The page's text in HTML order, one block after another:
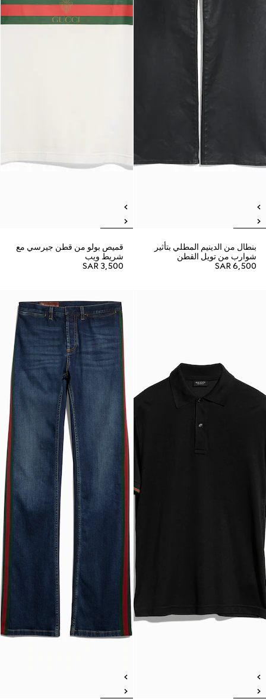
بنطال من الدينيم المطلي بتأثير
شوارب من تويل القطن
SAR 6,500
قميص بولو من قطن جيرسي مع
شريط ويب
SAR 3,500